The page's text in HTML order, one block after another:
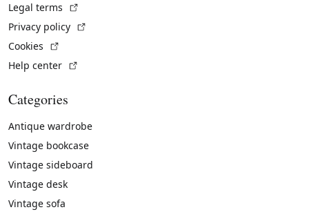
Legal terms
Privacy policy
Cookies
Help center
Categories
Antique wardrobe
Vintage bookcase
Vintage sideboard
Vintage desk
Vintage sofa